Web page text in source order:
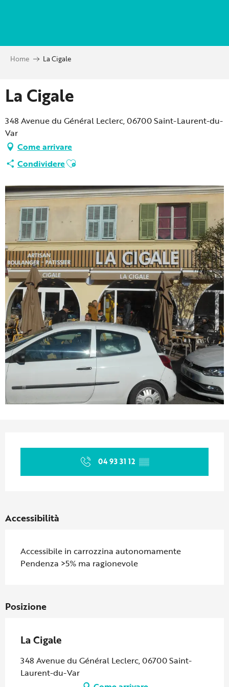
principal
Home La Cigale
La Cigale
348 Avenue du Général Leclerc, 06700 Saint-Laurent-du-
Var
Come arrivare
CondividereAjouter aux favoris
04 93 31 12 ▒▒
Accessibilità
Accessibile in carrozzina autonomamente
Pendenza >5% ma ragionevole
Posizione
La Cigale
348 Avenue du Général Leclerc, 06700 Saint-
Laurent-du-Var